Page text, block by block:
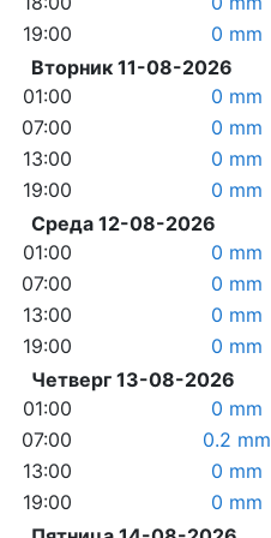
19:00
0 mm
Вторник 11-08-2026
01:00
0 mm
07:00
0 mm
13:00
0 mm
19:00
0 mm
Среда 12-08-2026
01:00
0 mm
07:00
0 mm
13:00
0 mm
19:00
0 mm
Четверг 13-08-2026
01:00
0 mm
07:00
0.2 mm
13:00
0 mm
19:00
0 mm